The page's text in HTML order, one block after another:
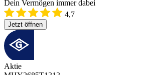
Dein Vermögen immer dabei
4,7
Jetzt öffnen
Aktie